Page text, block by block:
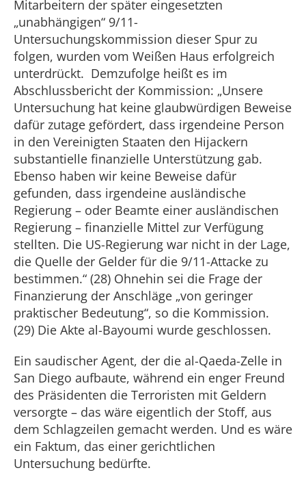
Mitarbeitern der später eingesetzten
„unabhängigen“ 9/11-
Untersuchungskommission dieser Spur zu
folgen, wurden vom Weißen Haus erfolgreich
unterdrückt. Demzufolge heißt es im
Abschlussbericht der Kommission: „Unsere
Untersuchung hat keine glaubwürdigen Beweise
dafür zutage gefördert, dass irgendeine Person
in den Vereinigten Staaten den Hijackern
substantielle finanzielle Unterstützung gab.
Ebenso haben wir keine Beweise dafür
gefunden, dass irgendeine ausländische
Regierung – oder Beamte einer ausländischen
Regierung – finanzielle Mittel zur Verfügung
stellten. Die US-Regierung war nicht in der Lage,
die Quelle der Gelder für die 9/11-Attacke zu
bestimmen.“ (28) Ohnehin sei die Frage der
Finanzierung der Anschläge „von geringer
praktischer Bedeutung“, so die Kommission.
(29) Die Akte al-Bayoumi wurde geschlossen.
Ein saudischer Agent, der die al-Qaeda-Zelle in
San Diego aufbaute, während ein enger Freund
des Präsidenten die Terroristen mit Geldern
versorgte – das wäre eigentlich der Stoff, aus
dem Schlagzeilen gemacht werden. Und es wäre
ein Faktum, das einer gerichtlichen
Untersuchung bedürfte.